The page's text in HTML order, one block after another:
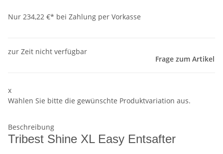
Nur 234,22 €* bei Zahlung per Vorkasse
zur Zeit nicht verfügbar
Frage zum Artikel
x
Wählen Sie bitte die gewünschte Produktvariation aus.
Beschreibung
Tribest Shine XL Easy Entsafter